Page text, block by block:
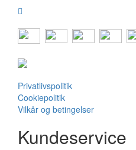
Privatlivspolitik
Cookiepolitik
Vilkår og betingelser
Kundeservice